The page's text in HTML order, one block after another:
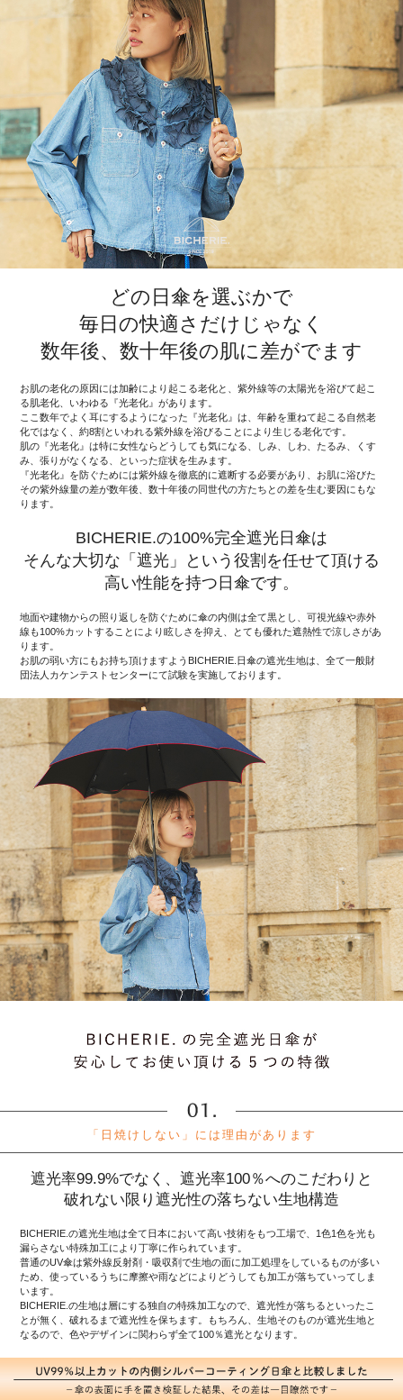
どの日傘を選ぶかで
毎日の快適さだけじゃなく
数年後、数十年後の肌に差がでます
お肌の老化の原因には加齢により起こる老化と、紫外線等の太陽光を浴びて起こ
る肌老化、いわゆる『光老化』があります。
ここ数年でよく耳にするようになった『光老化』は、年齢を重ねて起こる自然老
化ではなく、約8割といわれる紫外線を浴びることにより生じる老化です。
肌の『光老化』は特に女性ならどうしても気になる、しみ、しわ、たるみ、くす
み、張りがなくなる、といった症状を生みます。
『光老化』を防ぐためには紫外線を徹底的に遮断する必要があり、お肌に浴びた
その紫外線量の差が数年後、数十年後の同世代の方たちとの差を生む要因にもな
ります。
BICHERIE.の100%完全遮光日傘は
そんな大切な「遮光」という役割を任せて頂ける
高い性能を持つ日傘です。
地面や建物からの照り返しを防ぐために傘の内側は全て黒とし、可視光線や赤外
線も100%カットすることにより眩しさを抑え、とても優れた遮熱性で涼しさがあ
ります。
お肌の弱い方にもお持ち頂けますようBICHERIE.日傘の遮光生地は、全て一般財
団法人カケンテストセンターにて試験を実施しております。
「日焼けしない」には理由があります
遮光率99.9%でなく、遮光率100％へのこだわりと
破れない限り遮光性の落ちない生地構造
BICHERIE.の遮光生地は全て日本において高い技術をもつ工場で、1色1色を光も
漏らさない特殊加工により丁寧に作られています。
普通のUV傘は紫外線反射剤・吸収剤で生地の面に加工処理をしているものが多い
ため、使っているうちに摩擦や雨などによりどうしても加工が落ちていってしま
います。
BICHERIE.の生地は層にする独自の特殊加工なので、遮光性が落ちるといったこ
とが無く、破れるまで遮光性を保ちます。もちろん、生地そのものが遮光生地と
なるので、色やデザインに関わらず全て100％遮光となります。